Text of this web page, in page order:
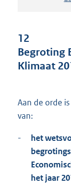
12
Begroting
Klimaat
Aan de orde
van:
-
het
het jaar